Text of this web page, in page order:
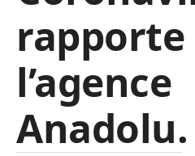
rapporte
l’agence
Anadolu.